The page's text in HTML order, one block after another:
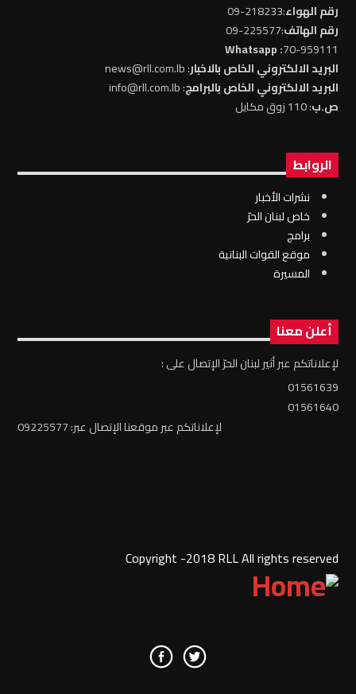
رقم الهواء:218233-09
رقم الهاتف:225577-09
70-959111
: Whatsapp
البريد الالكتروني الخاص بالاخبار: news@rll.com.lb
البريد الالكتروني الخاص بالبرامج: info@rll.com.lb
ص.ب: 110 زوق مكايل
الروابط
نشرات الأخبار
خاص لبنان الحرّ
برامج
موقع القوات البنانية
المسيرة
أعلن معنا
لإعلاناتكم عبر أثير لبنان الحرّ الإتصال على :
01561639
01561640
لإعلاناتكم عبر موقعنا الإتصال عبر: 09225577
Copyright -2018 RLL All rights reserved